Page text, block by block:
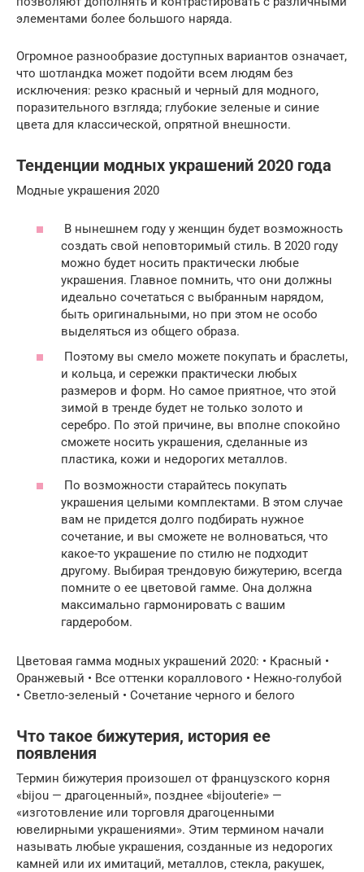
элементами более большого наряда.
Огромное разнообразие доступных вариантов означает,
что шотландка может подойти всем людям без
исключения: резко красный и черный для модного,
поразительного взгляда; глубокие зеленые и синие
цвета для классической, опрятной внешности.
Тенденции модных украшений 2020 года
Модные украшения 2020
В нынешнем году у женщин будет возможность
создать свой неповторимый стиль. В 2020 году
можно будет носить практически любые
украшения. Главное помнить, что они должны
идеально сочетаться с выбранным нарядом,
быть оригинальными, но при этом не особо
выделяться из общего образа.
Поэтому вы смело можете покупать и браслеты,
и кольца, и сережки практически любых
размеров и форм. Но самое приятное, что этой
зимой в тренде будет не только золото и
серебро. По этой причине, вы вполне спокойно
сможете носить украшения, сделанные из
пластика, кожи и недорогих металлов.
По возможности старайтесь покупать
украшения целыми комплектами. В этом случае
вам не придется долго подбирать нужное
сочетание, и вы сможете не волноваться, что
какое-то украшение по стилю не подходит
другому. Выбирая трендовую бижутерию, всегда
помните о ее цветовой гамме. Она должна
максимально гармонировать с вашим
гардеробом.
Цветовая гамма модных украшений 2020: • Красный •
Оранжевый • Все оттенки кораллового • Нежно-голубой
• Светло-зеленый • Сочетание черного и белого
Что такое бижутерия, история ее
появления
Термин бижутерия произошел от французского корня
«bijou — драгоценный», позднее «bijouterie» —
«изготовление или торговля драгоценными
ювелирными украшениями». Этим термином начали
называть любые украшения, созданные из недорогих
камней или их имитаций, металлов, стекла, ракушек,